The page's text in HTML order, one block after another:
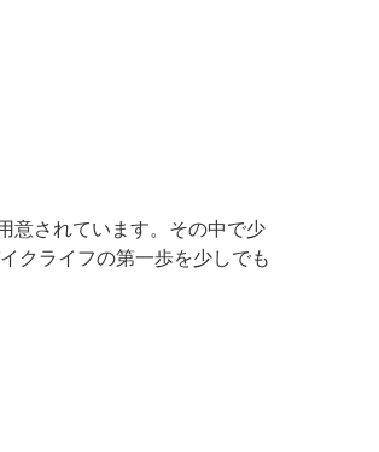
意されています。その中で少
クライフの第一歩を少しでも